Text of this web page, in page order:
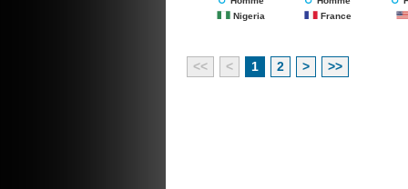
Nigeria
France
<< < 1 2 > >>